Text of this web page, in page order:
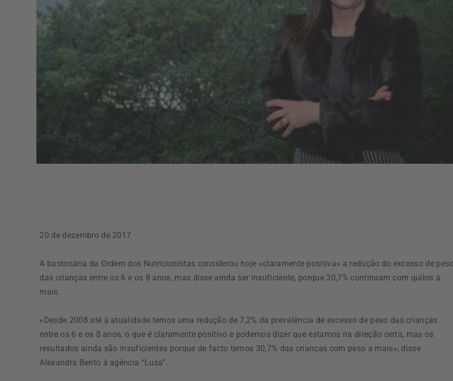
20 de dezembro de 2017
A bastonária da Ordem dos Nutricionistas considerou hoje «claramente positiva» a redução do excesso de
das crianças entre os 6 e os 8 anos, mas disse ainda ser insuficiente, porque 30,7% continuam com quilos a
mais.
«Desde 2008 até à atualidade temos uma redução de 7,2% da prevalência de excesso de peso das crianças
entre os 6 e os 8 anos, o que é claramente positivo e podemos dizer que estamos na direção certa, mas os
resultados ainda são insuficientes porque de facto temos 30,7% das crianças com peso a mais», disse
Alexandra Bento à agência “Lusa”.